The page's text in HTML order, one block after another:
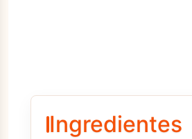
Ingredientes